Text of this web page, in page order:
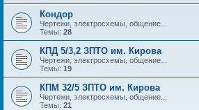
Кондор
Чертежи, электросхемы, общение...
Темы: 28
КПД 5/3,2 ЗПТО им. Кирова
Чертежи, электросхемы, общение...
Темы: 19
КПМ 32/5 ЗПТО им. Кирова
Чертежи, электросхемы, общение...
Темы: 21